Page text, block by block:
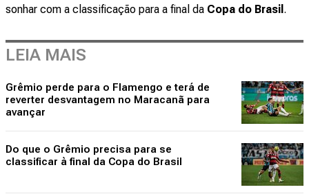
sonhar com a classificação para a final da Copa do Brasil .
LEIA MAIS
Grêmio perde para o Flamengo e terá de
reverter desvantagem no Maracanã para
avançar
Do que o Grêmio precisa para se
classificar à final da Copa do Brasil